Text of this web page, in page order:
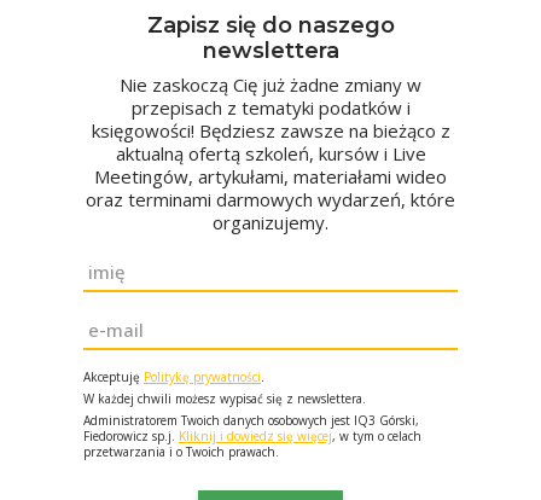
Zapisz się do naszego
newslettera
Nie zaskoczą Cię już żadne zmiany w
przepisach z tematyki podatków i
księgowości! Będziesz zawsze na bieżąco z
aktualną ofertą szkoleń, kursów i Live
Meetingów, artykułami, materiałami wideo
oraz terminami darmowych wydarzeń, które
organizujemy.
Imię
*
Email
*
Akceptuję Politykę prywatności.
W każdej chwili możesz wypisać się z newslettera.
Administratorem Twoich danych osobowych jest IQ3 Górski,
Fiedorowicz sp.j. Kliknij i dowiedz się więcej, w tym o celach
przetwarzania i o Twoich prawach.